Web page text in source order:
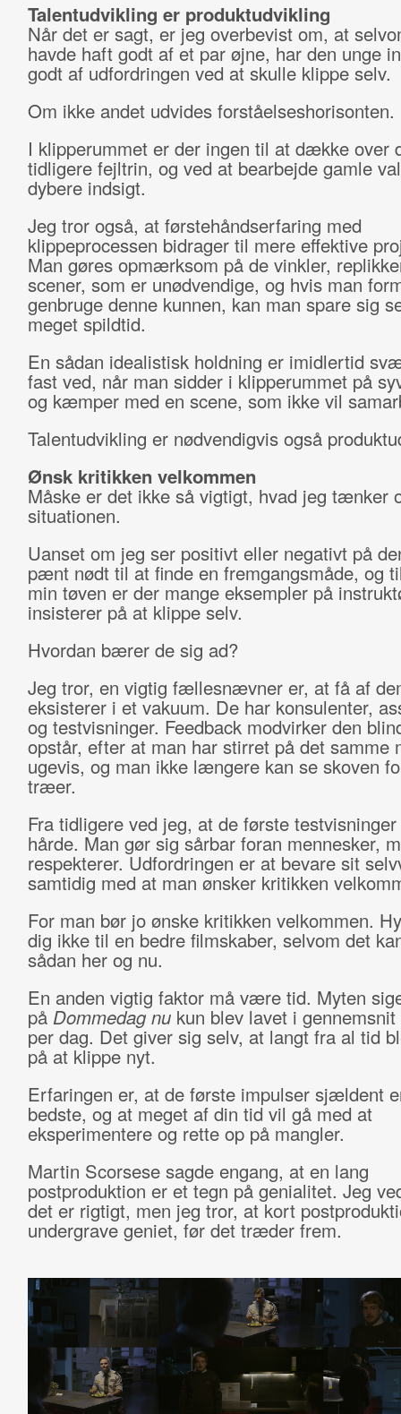
Talentudvikling er produktudvikling
Når det er sagt, er jeg overbevist om, at
havde haft godt af et par øjne, har den unge
godt af udfordringen ved at skulle klippe selv.
Om ikke andet udvides forståelseshorisonten.
I klipperummet er der ingen til at dække over
tidligere fejltrin, og ved at bearbejde gamle
dybere indsigt.
Jeg tror også, at førstehåndserfaring med
klippeprocessen bidrager til mere effektive
Man gøres opmærksom på de vinkler,
scener, som er unødvendige, og hvis man
genbruge denne kunnen, kan man spare sig
meget spildtid.
En sådan idealistisk holdning er imidlertid
fast ved, når man sidder i klipperummet på
og kæmper med en scene, som ikke vil
Talentudvikling er nødvendigvis også
Ønsk kritikken velkommen
Måske er det ikke så vigtigt, hvad jeg tænker
situationen.
Uanset om jeg ser positivt eller negativt på
pænt nødt til at finde en fremgangsmåde, og
min tøven er der mange eksempler på
insisterer på at klippe selv.
Hvordan bærer de sig ad?
Jeg tror, en vigtig fællesnævner er, at få af
eksisterer i et vakuum. De har konsulenter,
og testvisninger. Feedback modvirker den
opstår, efter at man har stirret på det samme
ugevis, og man ikke længere kan se skoven
træer.
Fra tidligere ved jeg, at de første
hårde. Man gør sig sårbar foran mennesker,
respekterer. Udfordringen er at bevare sit
samtidig med at man ønsker kritikken
For man bør jo ønske kritikken velkommen.
dig ikke til en bedre filmskaber, selvom det
sådan her og nu.
En anden vigtig faktor må være tid. Myten
på Dommedag nukun blev lavet i gennemsnit
per dag. Det giver sig selv, at langt fra al tid
på at klippe nyt.
Erfaringen er, at de første impulser sjældent
bedste, og at meget af din tid vil gå med at
eksperimentere og rette op på mangler.
Martin Scorsese sagde engang, at en lang
postproduktion er et tegn på genialitet. Jeg
det er rigtigt, men jeg tror, at kort
undergrave geniet, før det træder frem.